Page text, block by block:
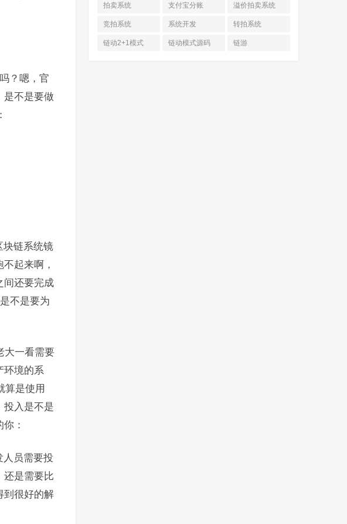
？嗯，官
是不是要做
块链系统镜
起来啊，
间还要完成
不是要为
大一看需要
环境的系
算是使用
投入是不是
：
人员需要投
还是需要比
到很好的解
拍卖系统 支付宝分账 溢价拍卖系统
竞拍系统 系统开发 转拍系统
链动2+1模式 链动模式源码 链游